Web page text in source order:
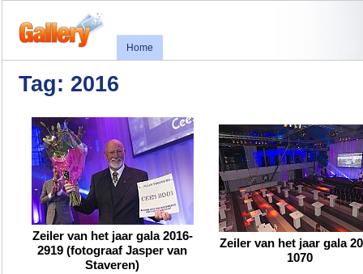
Home
Tag: 2016
Zeiler van het jaar gala 2016-
2919 (fotograaf Jasper van
Staveren)
Zeiler van het jaar gala
1070